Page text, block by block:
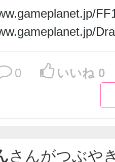
0 いいね 0
さんがつぶや